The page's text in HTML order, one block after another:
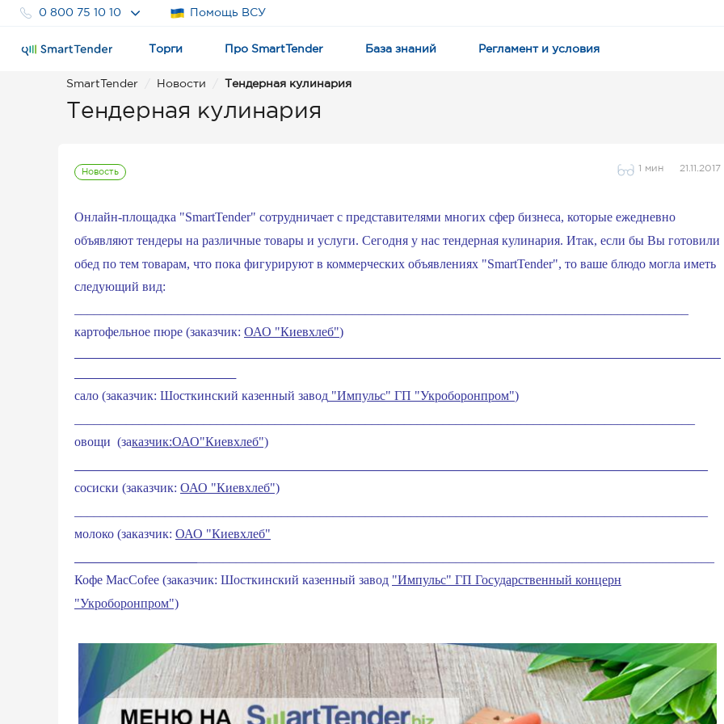
0 800 75 10 10 Помощь ВСУ
Торги Про SmartTender База знаний Регламент и условия
SmartTender Новости Тендерная кулинария
Тендерная кулинария
Новость 1 мин 21.11.2017
Онлайн-площадка "SmartTender" сотрудничает с представителями многих сфер бизнеса, которые ежедневно
объявляют тендеры на различные товары и услуги. Сегодня у нас тендерная кулинария. Итак, если бы Вы готовили
обед по тем товарам, что пока фигурируют в коммерческих объявлениях "SmartTender", то ваше блюдо могла иметь
следующий вид:
картофельное пюре (заказчик: ОАО "Киевхлеб")
сало (заказчик: Шосткинский казенный завод "Импульс" ГП "Укроборонпром")
овощи (заказчик:ОАО"Киевхлеб")
сосиски (заказчик: ОАО "Киевхлеб")
молоко (заказчик: ОАО "Киевхлеб"
Кофе MacCofee (заказчик: Шосткинский казенный завод "Импульс" ГП Государственный концерн
"Укроборонпром")